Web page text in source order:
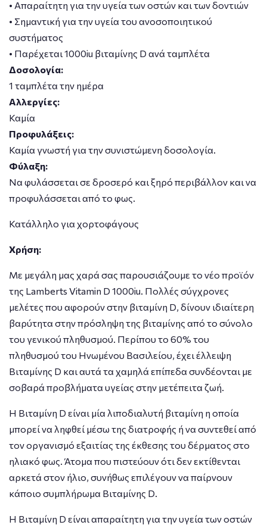
• Απαραίτητη για την υγεία των οστών και των δοντιών
• Σημαντική για την υγεία του ανοσοποιητικού
συστήματος
• Παρέχεται 1000iu βιταμίνης D ανά ταμπλέτα
Δοσολογία:
1 ταμπλέτα την ημέρα
Αλλεργίες:
Καμία
Προφυλάξεις:
Καμία γνωστή για την συνιστώμενη δοσολογία.
Φύλαξη:
Να φυλάσσεται σε δροσερό και ξηρό περιβάλλον και να
προφυλάσσεται από το φως.
Κατάλληλο για χορτοφάγους
Χρήση:
Με μεγάλη μας χαρά σας παρουσιάζουμε το νέο προϊόν
της Lamberts Vitamin D 1000iu. Πολλές σύγχρονες
μελέτες που αφορούν στην βιταμίνη D, δίνουν ιδιαίτερη
βαρύτητα στην πρόσληψη της βιταμίνης από το σύνολο
του γενικού πληθυσμού. Περίπου το 60% του
πληθυσμού του Ηνωμένου Βασιλείου, έχει έλλειψη
Βιταμίνης D και αυτά τα χαμηλά επίπεδα συνδέονται με
σοβαρά προβλήματα υγείας στην μετέπειτα ζωή.
Η Βιταμίνη D είναι μία λιποδιαλυτή βιταμίνη η οποία
μπορεί να ληφθεί μέσω της διατροφής ή να συντεθεί από
τον οργανισμό εξαιτίας της έκθεσης του δέρματος στο
ηλιακό φως. Άτομα που πιστεύουν ότι δεν εκτίθενται
αρκετά στον ήλιο, συνήθως επιλέγουν να παίρνουν
κάποιο συμπλήρωμα Βιταμίνης D.
Η Βιταμίνη D είναι απαραίτητη για την υγεία των οστών